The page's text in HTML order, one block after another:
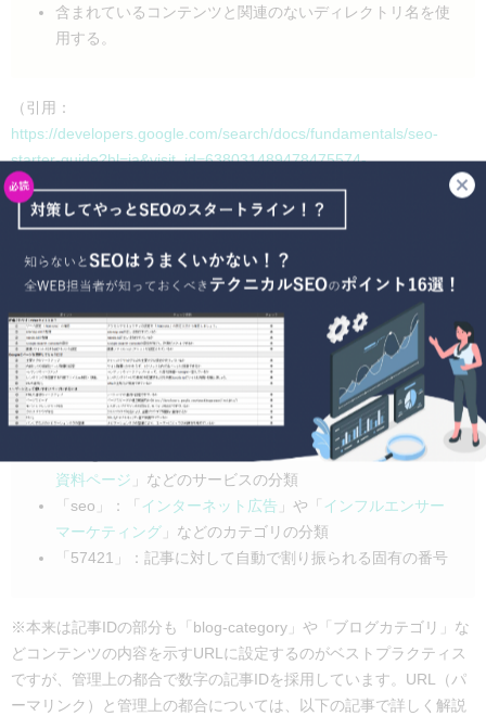
含まれているコンテンツと関連のないディレクトリ名を使
用する。
（引用：
https://developers.google.com/search/docs/fundamentals/seo-
starter-guide?hl=ja&visit_id=638031489478475574-
966427391&rd=1#create-a-simple-directory-structure
重要なのは「読者がサイト上のどこにいるのか判断しやすいURLを
作成すること」です。当メディア『PINTO!
含めることで「分かりやすいURL」を実現しようとしています。
＜『PINTO!』のURL構造＞
https://www.plan-b.co.jp/blog/seo/57421/
「service.plan-b.co.jp」：ドメイン名
セミナーページ」や「お役立ち
資料ページ 」などのサービスの分類
「seo」：「 インターネット広告 」や「 インフルエンサー
マーケティング」などのカテゴリの分類
「57421」：記事に対して自動で割り振られる固有の番号
※本来は記事IDの部分も「blog-category」や「ブログカテゴリ」な
どコンテンツの内容を示すURLに設定するのがベストプラクティス
ですが、管理上の都合で数字の記事IDを採用しています。URL（パ
ーマリンク）と管理上の都合については、以下の記事で詳しく解説